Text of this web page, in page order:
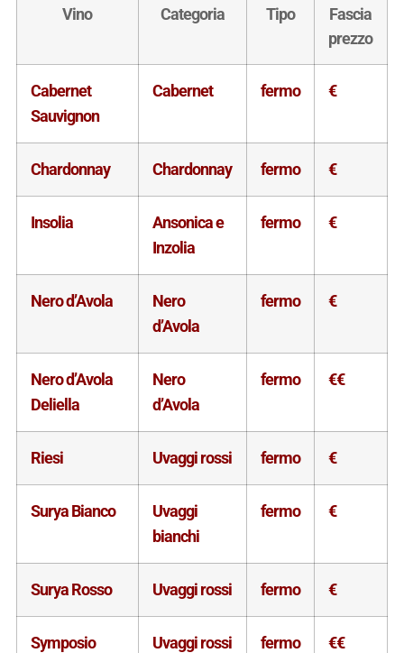
Vino Categoria Tipo
Fascia
prezzo
Cabernet
Sauvignon
Cabernet fermo €
Chardonnay Chardonnay fermo €
Insolia
Ansonica e
Inzolia
fermo €
Nero d’Avola
Nero
d’Avola
fermo €
Nero d’Avola
Deliella
Nero
d’Avola
fermo €€
Riesi Uvaggi rossi fermo €
Surya Bianco
Uvaggi
bianchi
fermo €
Surya Rosso Uvaggi rossi fermo €
Symposio Uvaggi rossi fermo €€